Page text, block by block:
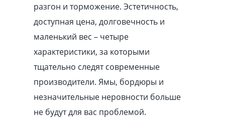
разгон и торможение. Эстетичность,
доступная цена, долговечность и
маленький вес – четыре
характеристики, за которыми
тщательно следят современные
производители. Ямы, бордюры и
незначительные неровности больше
не будут для вас проблемой.